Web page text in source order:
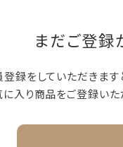
まだご登録
録をしていただきます
入り商品をご登録いた